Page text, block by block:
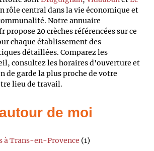
rôle central dans la vie économique et
Notre annuaire
propose 20 crèches référencées sur ce
chaque établissement des
détaillées. Comparez les
consultez les horaires d'ouverture et
de garde la plus proche de votre
lieu de travail.
de moi
à Trans-en-Provence (1)